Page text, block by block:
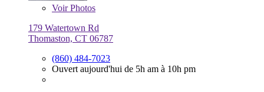
VoirPhotos
179 Watertown Rd
Thomaston, CT 06787
(860) 484-7023
Ouvert aujourd'hui de 5h am à 10h pm